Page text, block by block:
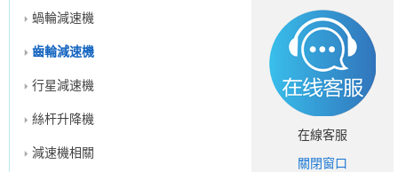
蝸輪減速機
齒輪減速機
行星減速機
絲杆升降機
減速機相關
在線客服
關閉窗口